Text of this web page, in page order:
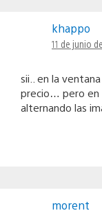
khappo
11 de junio
sii.. en la
precio… pero en
alternando las
morent